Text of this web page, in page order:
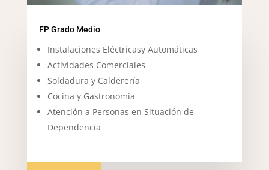
FP Grado Medio
Instalaciones Eléctricasy Automáticas
Actividades Comerciales
Soldadura y Calderería
Cocina y Gastronomía
Atención a Personas en Situación de
Dependencia